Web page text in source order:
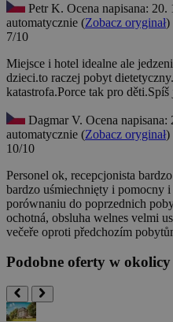
Petr K. Ocena napisana: 20.
automatycznie (Zobacz oryginał)
7/10
Miejsce i hotel idealne ale
dzieci.to raczej pobyt dietetyczny.
katastrofa.Porce tak pro
Dagmar V. Ocena napisana:
automatycznie (Zobacz oryginał)
10/10
Personel ok, recepcjonista
bardzo uśmiechnięty i pomocny i
porównaniu do poprzednich
ochotná, obsluha welnes velmi
večeře oproti předchozím
Podobne oferty w okolicy